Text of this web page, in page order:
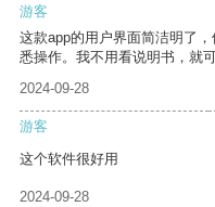
游客
这款app的用户界面简洁明了
悉操作。我不用看说明书，就
2024-09-28
游客
这个软件很好用
2024-09-28